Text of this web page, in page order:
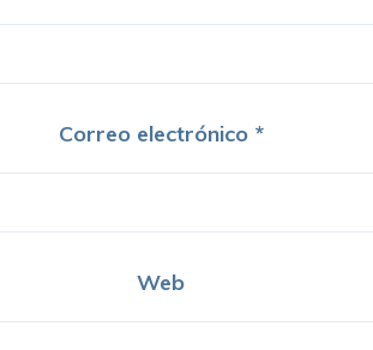
Correo electrónico *
Web